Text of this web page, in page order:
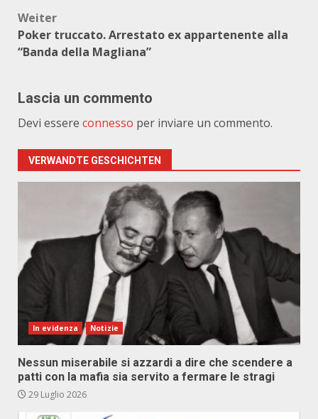
Weiter
Poker truccato. Arrestato ex appartenente alla
“Banda della Magliana”
Lascia un commento
Devi essere connesso per inviare un commento.
VERWANDTE GESCHICHTEN
In evidenza Notizie
Nessun miserabile si azzardi a dire che scendere a
patti con la mafia sia servito a fermare le stragi
29 Luglio 2026